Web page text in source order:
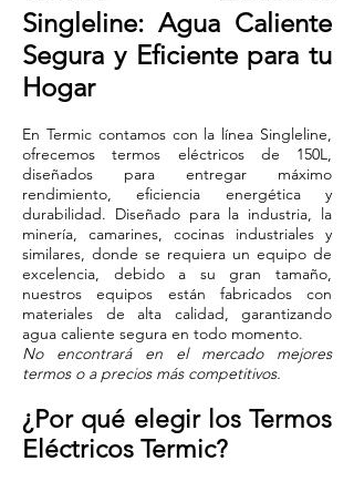
Singleline: Agua Caliente
Segura y Eficiente para tu
Hogar
En Termic contamos con la línea Singleline,
ofrecemos termos eléctricos de 150L,
diseñados para entregar máximo
rendimiento, eficiencia energética y
durabilidad. Diseñado para la industria, la
minería, camarines, cocinas industriales y
similares, donde se requiera un equipo de
excelencia, debido a su gran tamaño,
nuestros equipos están fabricados con
materiales de alta calidad, garantizando
agua caliente segura en todo momento.
No encontrará en el mercado mejores
termos o a precios más competitivos.
¿Por qué elegir los Termos
Eléctricos Termic?